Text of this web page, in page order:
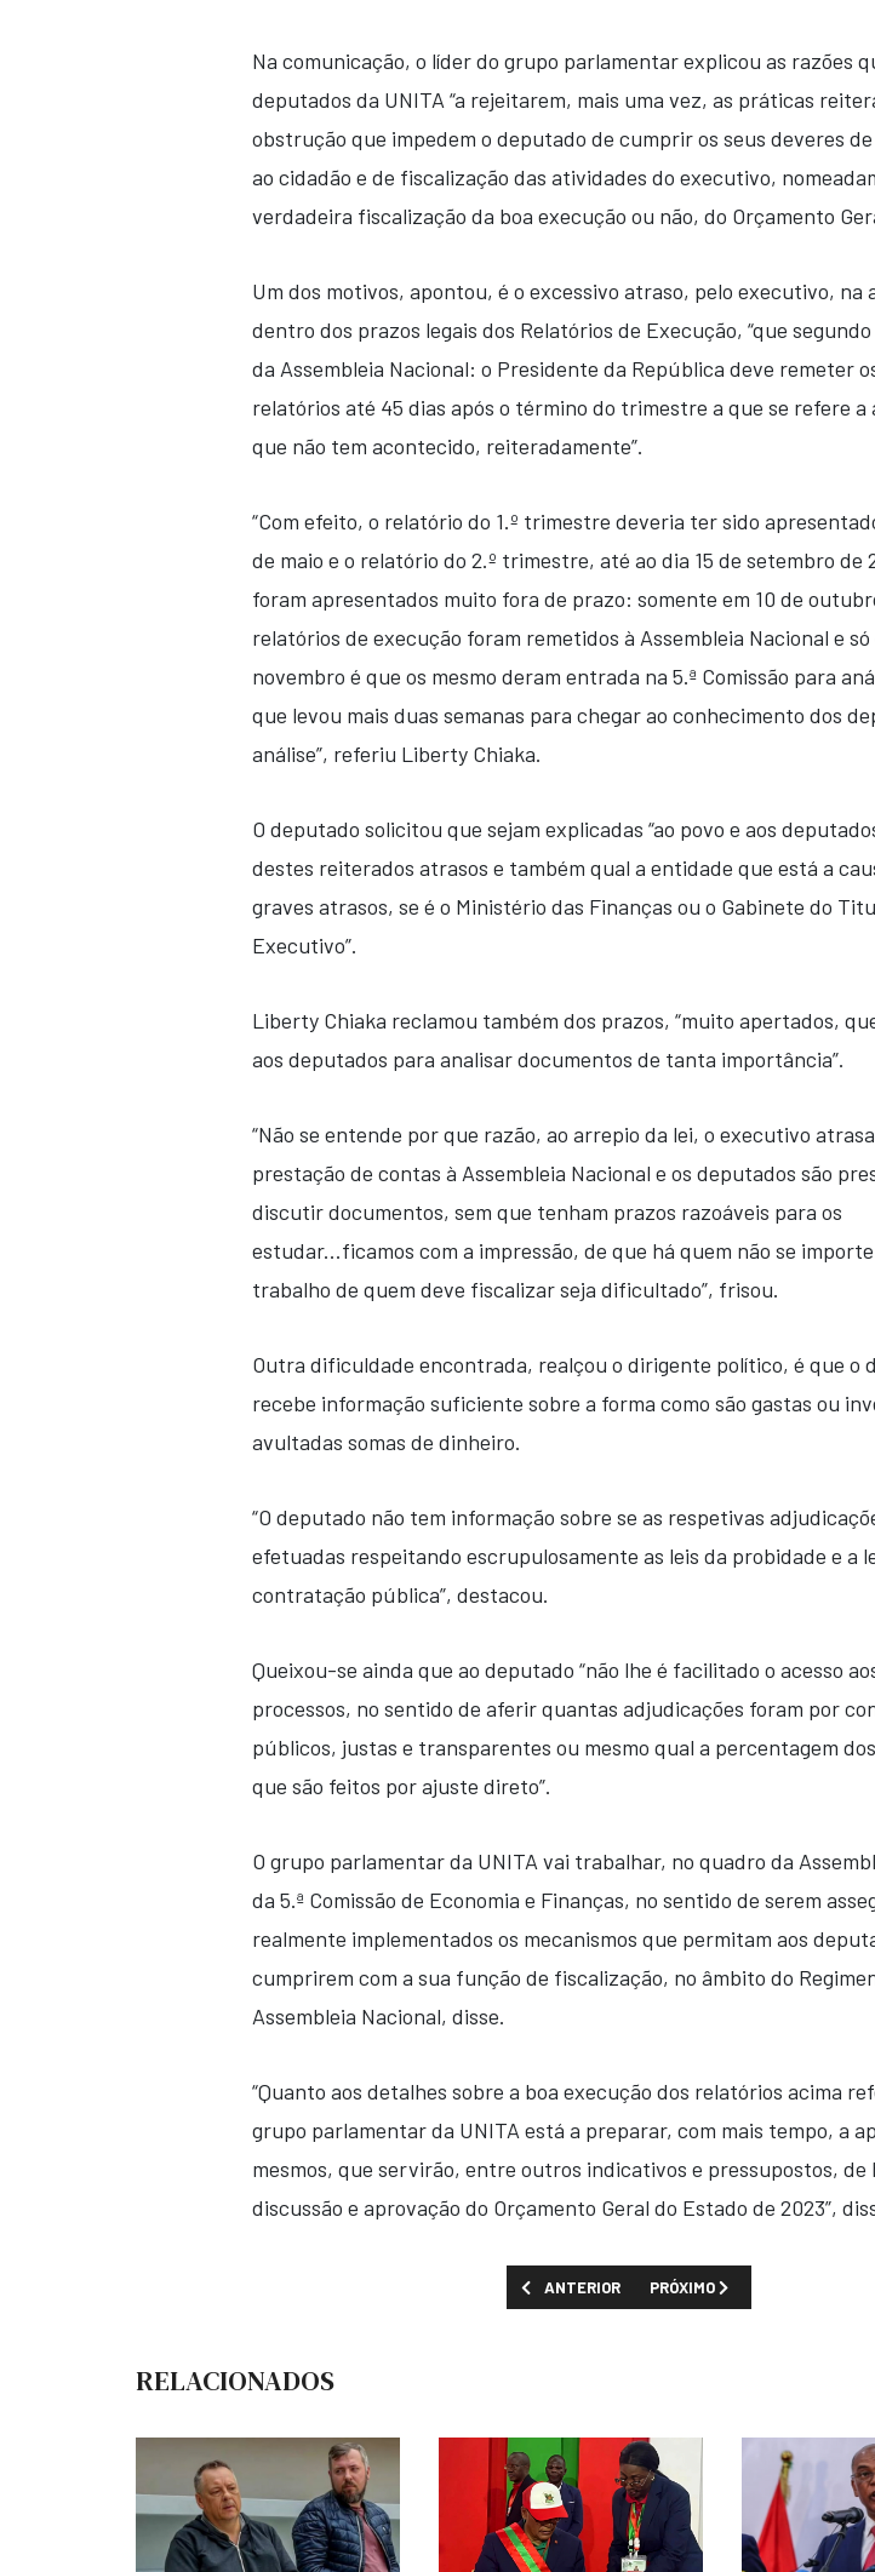
Na comunicação, o líder do grupo parlamentar explicou as razões
deputados da UNITA “a rejeitarem, mais uma vez, as práticas
obstrução que impedem o deputado de cumprir os seus deveres
ao cidadão e de fiscalização das atividades do executivo,
verdadeira fiscalização da boa execução ou não, do Orçamento
Um dos motivos, apontou, é o excessivo atraso, pelo executivo, na
dentro dos prazos legais dos Relatórios de Execução, “que
da Assembleia Nacional: o Presidente da República deve remeter
relatórios até 45 dias após o término do trimestre a que se refere a
que não tem acontecido, reiteradamente”.
“Com efeito, o relatório do 1.º trimestre deveria ter sido
de maio e o relatório do 2.º trimestre, até ao dia 15 de setembro de
foram apresentados muito fora de prazo: somente em 10 de
relatórios de execução foram remetidos à Assembleia Nacional e só
novembro é que os mesmo deram entrada na 5.ª Comissão para
que levou mais duas semanas para chegar ao conhecimento dos
análise”, referiu Liberty Chiaka.
O deputado solicitou que sejam explicadas “ao povo e aos
destes reiterados atrasos e também qual a entidade que está a
graves atrasos, se é o Ministério das Finanças ou o Gabinete do
Executivo”.
Liberty Chiaka reclamou também dos prazos, “muito apertados,
aos deputados para analisar documentos de tanta importância”.
“Não se entende por que razão, ao arrepio da lei, o executivo
prestação de contas à Assembleia Nacional e os deputados são
discutir documentos, sem que tenham prazos razoáveis para os
estudar...ficamos com a impressão, de que há quem não se
trabalho de quem deve fiscalizar seja dificultado”, frisou.
Outra dificuldade encontrada, realçou o dirigente político, é que o
recebe informação suficiente sobre a forma como são gastas ou
avultadas somas de dinheiro.
“O deputado não tem informação sobre se as respetivas
efetuadas respeitando escrupulosamente as leis da probidade e a
contratação pública”, destacou.
Queixou-se ainda que ao deputado “não lhe é facilitado o acesso
processos, no sentido de aferir quantas adjudicações foram por
públicos, justas e transparentes ou mesmo qual a percentagem
que são feitos por ajuste direto”.
O grupo parlamentar da UNITA vai trabalhar, no quadro da
da 5.ª Comissão de Economia e Finanças, no sentido de serem
realmente implementados os mecanismos que permitam aos
cumprirem com a sua função de fiscalização, no âmbito do
Assembleia Nacional, disse.
“Quanto aos detalhes sobre a boa execução dos relatórios acima
grupo parlamentar da UNITA está a preparar, com mais tempo, a
mesmos, que servirão, entre outros indicativos e pressupostos, de
discussão e aprovação do Orçamento Geral do Estado de 2023”,
ARTIGO ANTERIOR: PR DECRETA ANISTIA DE
ANTERIOR PRÓXIMO ARTIGO: CNE
PRÓXIMO
RELACIONADOS